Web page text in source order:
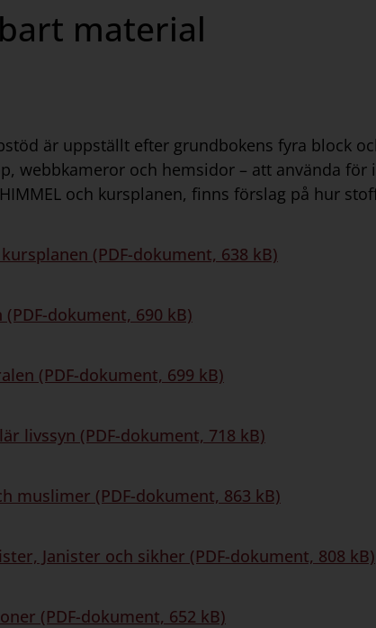
material
är uppställt efter grundbokens fyra block
webbkameror och hemsidor – att använda
och kursplanen, finns förslag på hur
(PDF-dokument, 638 kB)
dokument, 690 kB)
(PDF-dokument, 699 kB)
livssyn (PDF-dokument, 718 kB)
muslimer (PDF-dokument, 863 kB)
Janister och sikher (PDF-dokument, 808 kB)
(PDF-dokument, 652 kB)